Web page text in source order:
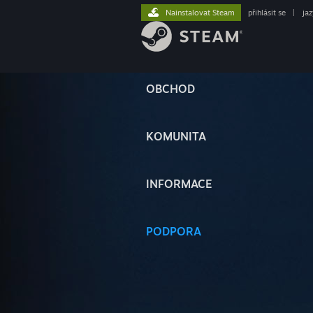
OBCHOD
KOMUNITA
INFORMACE
PODPORA
Nainstalovat Steam přihlásit se